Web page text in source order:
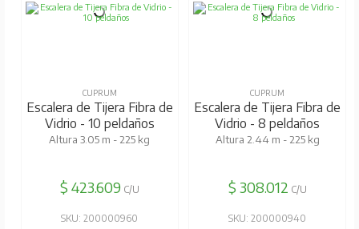
CUPRUM
Escalera de Tijera Fibra de
Vidrio - 10 peldaños
Altura 3.05 m - 225 kg
$ 423.609 C/U
SKU: 200000960
CUPRUM
Escalera de Tijera Fibra de
Vidrio - 8 peldaños
Altura 2.44 m - 225 kg
$ 308.012 C/U
SKU: 200000940